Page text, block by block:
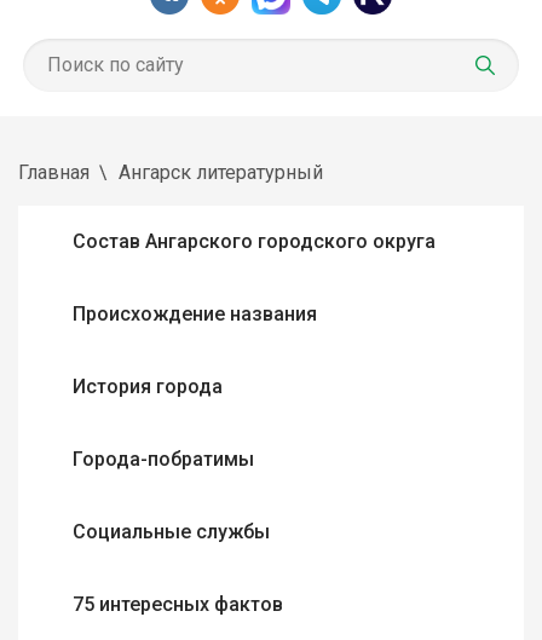
Главная Ангарск литературный
Состав Ангарского городского округа
Происхождение названия
История города
Города-побратимы
Социальные службы
75 интересных фактов